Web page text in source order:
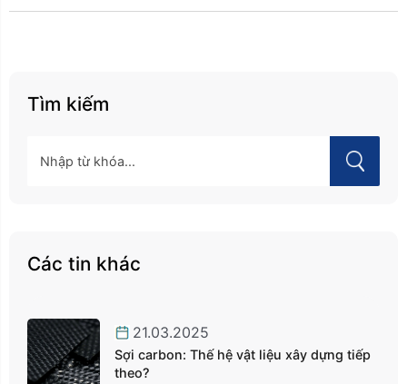
Tìm kiếm
Các tin khác
21.03.2025
Sợi carbon: Thế hệ vật liệu xây dựng tiếp
theo?